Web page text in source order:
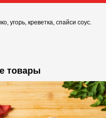
угорь, креветка, спайси соус.
товары